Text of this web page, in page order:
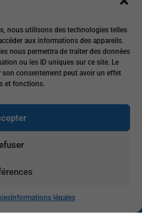
nous utilisons des technologies telles
aux informations des appareils.
nous permettra de traiter des données
ou les ID uniques sur ce site. Le
consentement peut avoir un effet
et fonctions.
Informations légales
40 24 24
notre newsletter
mail